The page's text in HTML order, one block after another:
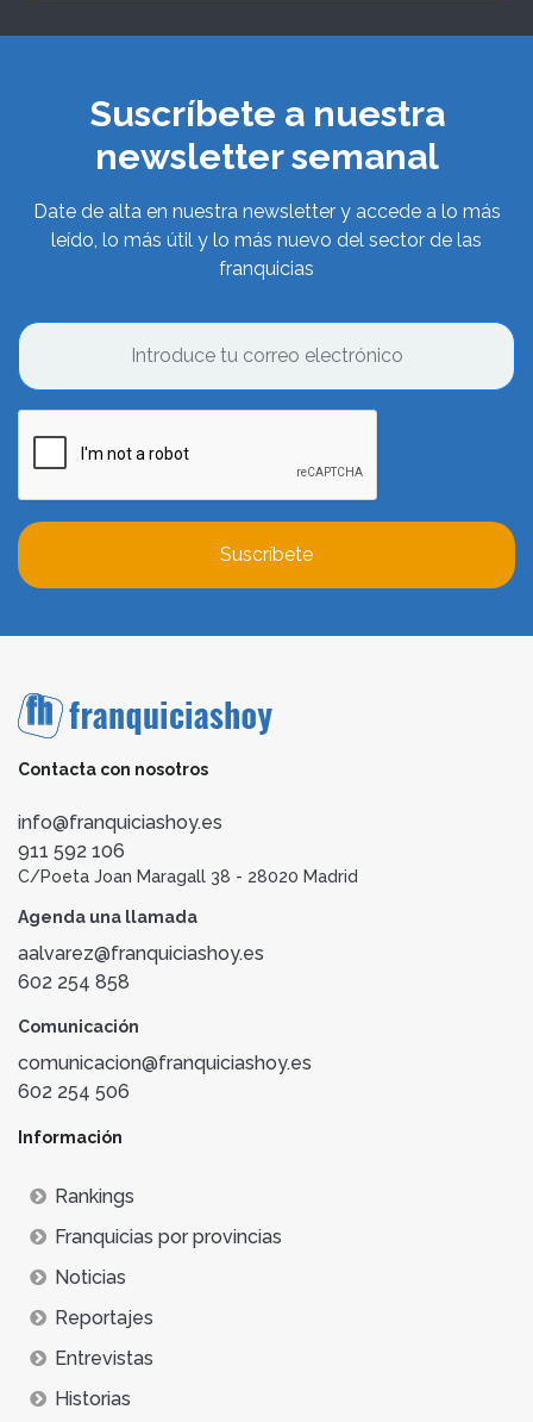
Suscríbete a nuestra
newsletter semanal
Date de alta en nuestra newsletter y accede a lo más
leído, lo más útil y lo más nuevo del sector de las
franquicias
Suscríbete
Contacta con nosotros
info@franquiciashoy.es
911 592 106
C/Poeta Joan Maragall 38 - 28020 Madrid
Agenda una llamada
aalvarez@franquiciashoy.es
602 254 858
Comunicación
comunicacion@franquiciashoy.es
602 254 506
Información
Rankings
Franquicias por provincias
Noticias
Reportajes
Entrevistas
Historias